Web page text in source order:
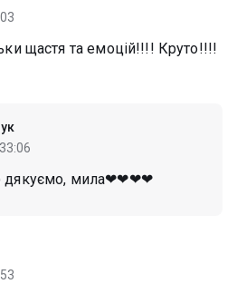
щастя та емоцій!!!! Круто!!!!
дякуємо, мила❤❤❤❤